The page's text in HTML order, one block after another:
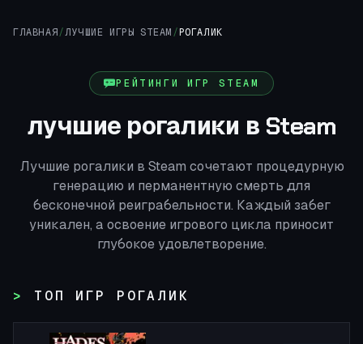
ГЛАВНАЯ /ЛУЧШИЕ ИГРЫ STEAM / РОГАЛИК
РЕЙТИНГИ ИГР STEAM
лучшие рогалики в Steam
Лучшие рогалики в Steam сочетают процедурную
генерацию и перманентную смерть для
бесконечной реиграбельности. Каждый забег
уникален, а освоение игрового цикла приносит
глубокое удовлетворение.
ТОП ИГР РОГАЛИК